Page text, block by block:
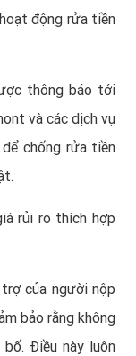
động rửa tiền
thông báo tới
và các dịch vụ
chống rửa tiền
rủi ro thích hợp
của người nộp
bảo rằng không
Điều này luôn